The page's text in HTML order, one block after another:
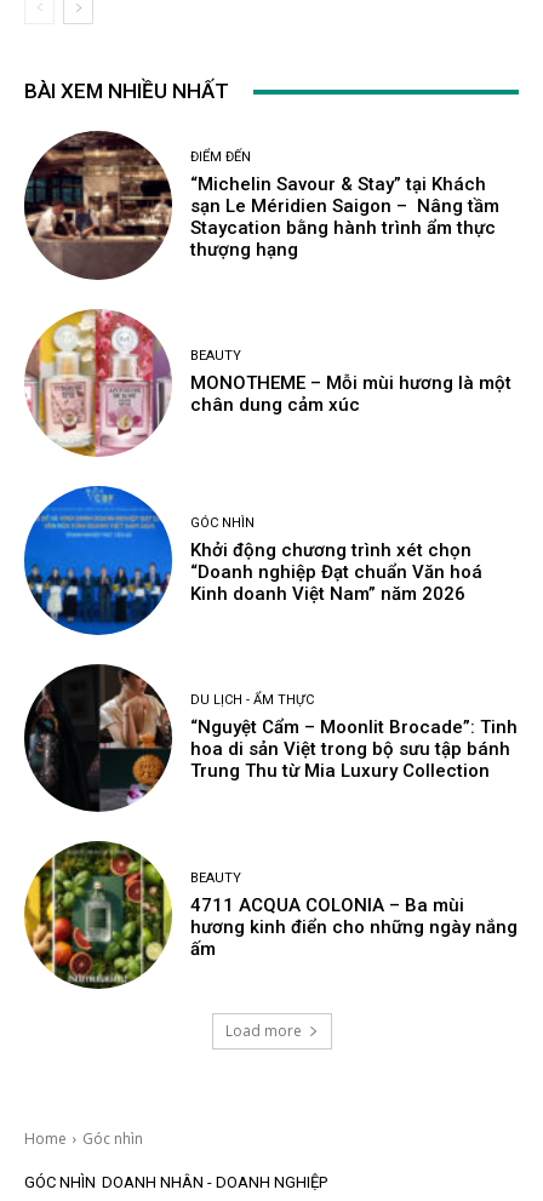
BÀI XEM NHIỀU NHẤT
ĐIỂM ĐẾN
“Michelin Savour & Stay” tại Khách
sạn Le Méridien Saigon – Nâng tầm
Staycation bằng hành trình ẩm thực
thượng hạng
BEAUTY
MONOTHEME – Mỗi mùi hương là một
chân dung cảm xúc
GÓC NHÌN
Khởi động chương trình xét chọn
“Doanh nghiệp Đạt chuẩn Văn hoá
Kinh doanh Việt Nam” năm 2026
DU LỊCH - ẨM THỰC
“Nguyệt Cẩm – Moonlit Brocade”: Tinh
hoa di sản Việt trong bộ sưu tập bánh
Trung Thu từ Mia Luxury Collection
BEAUTY
4711 ACQUA COLONIA – Ba mùi
hương kinh điển cho những ngày nắng
ấm
Load more